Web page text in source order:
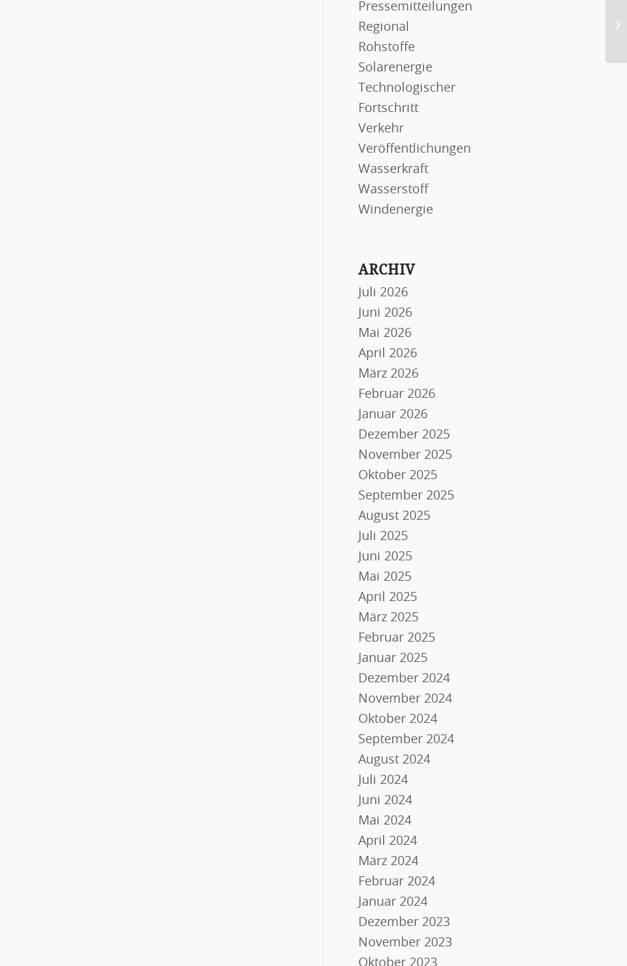
Pressemitteilungen
Regional
Rohstoffe
Solarenergie
Technologischer
Fortschritt
Verkehr
Veröffentlichungen
Wasserkraft
Wasserstoff
Windenergie
ARCHIV
Juli 2026
Juni 2026
Mai 2026
April 2026
März 2026
Februar 2026
Januar 2026
Dezember 2025
November 2025
Oktober 2025
September 2025
August 2025
Juli 2025
Juni 2025
Mai 2025
April 2025
März 2025
Februar 2025
Januar 2025
Dezember 2024
November 2024
Oktober 2024
September 2024
August 2024
Juli 2024
Juni 2024
Mai 2024
April 2024
März 2024
Februar 2024
Januar 2024
Dezember 2023
November 2023
Oktober 2023